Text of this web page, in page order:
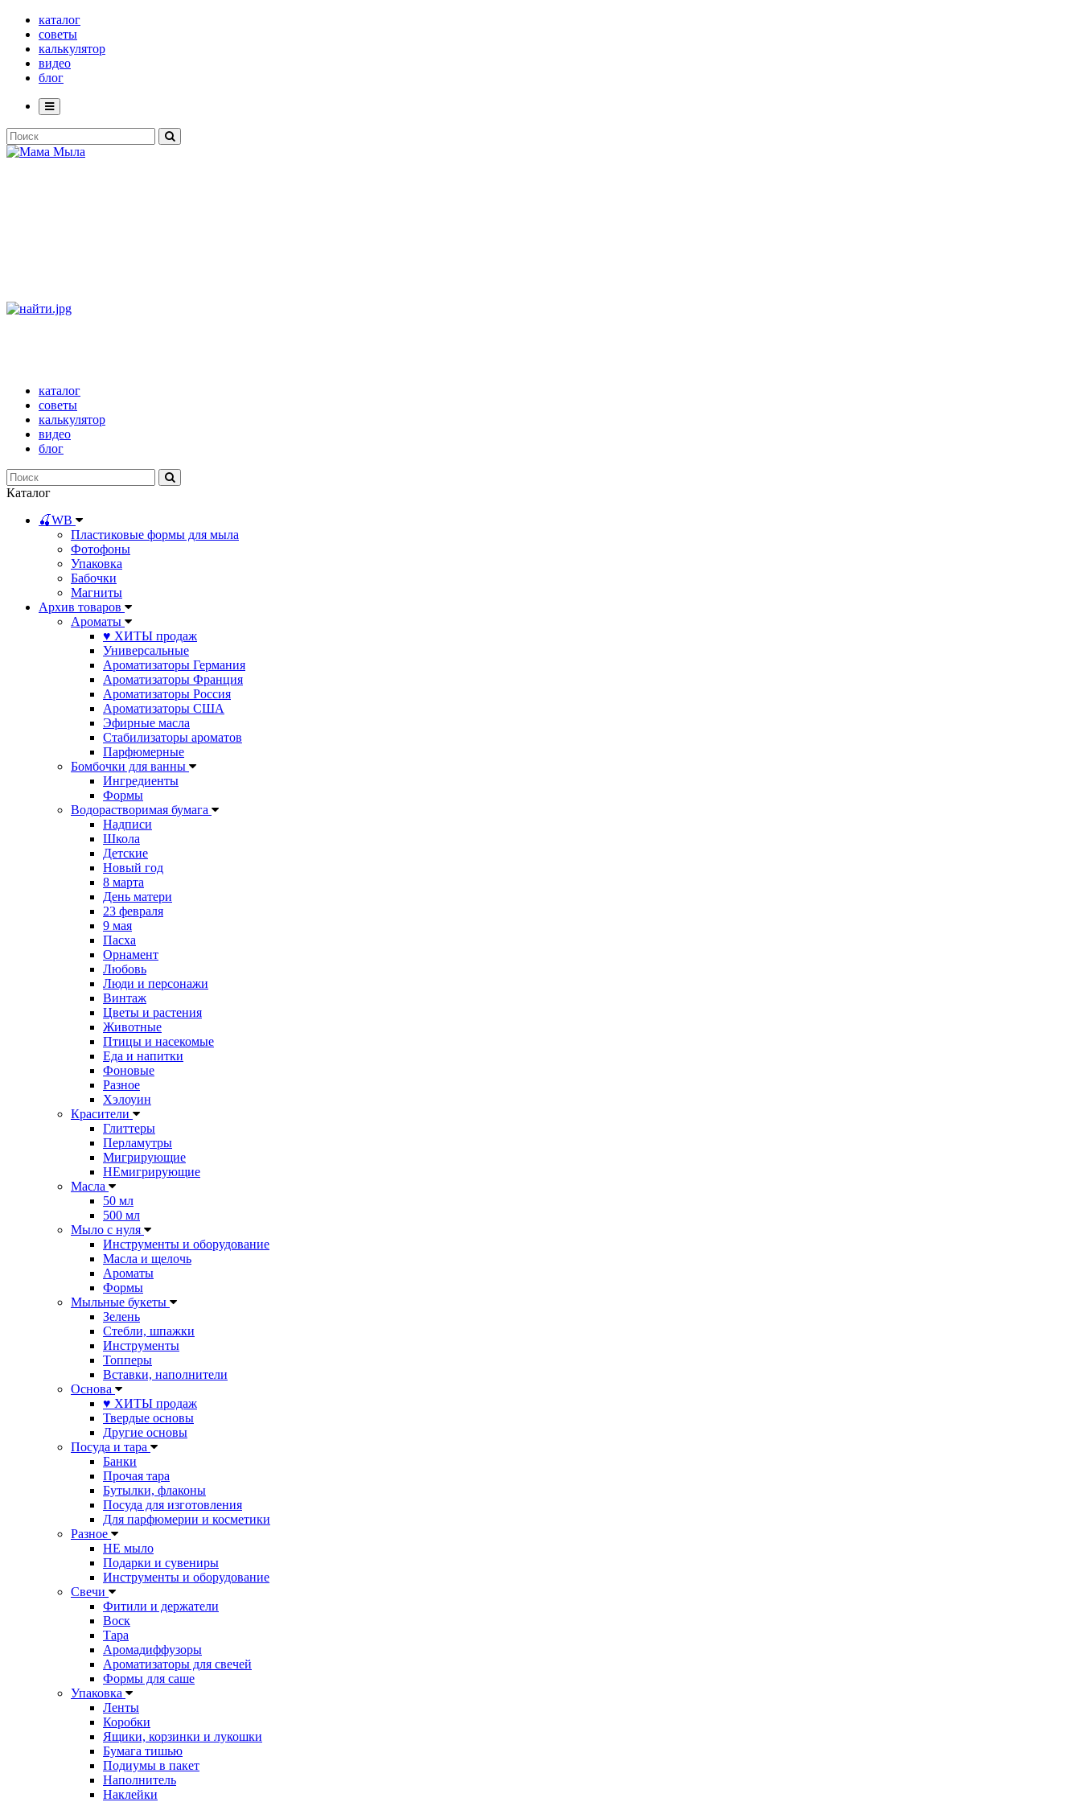
каталог
советы
калькулятор
видео
блог
каталог
советы
калькулятор
видео
блог
Каталог
🍒WB
Пластиковые формы для мыла
Фотофоны
Упаковка
Бабочки
Магниты
Архив товаров
Ароматы
♥ ХИТЫ продаж
Универсальные
Ароматизаторы Германия
Ароматизаторы Франция
Ароматизаторы Россия
Ароматизаторы США
Эфирные масла
Стабилизаторы ароматов
Парфюмерные
Бомбочки для ванны
Ингредиенты
Формы
Водорастворимая бумага
Надписи
Школа
Детские
Новый год
8 марта
День матери
23 февраля
9 мая
Пасха
Орнамент
Любовь
Люди и персонажи
Винтаж
Цветы и растения
Животные
Птицы и насекомые
Еда и напитки
Фоновые
Разное
Хэлоуин
Красители
Глиттеры
Перламутры
Мигрирующие
НЕмигрирующие
Масла
50 мл
500 мл
Мыло с нуля
Инструменты и оборудование
Масла и щелочь
Ароматы
Формы
Мыльные букеты
Зелень
Стебли, шпажки
Инструменты
Топперы
Вставки, наполнители
Основа
♥ ХИТЫ продаж
Твердые основы
Другие основы
Посуда и тара
Банки
Прочая тара
Бутылки, флаконы
Посуда для изготовления
Для парфюмерии и косметики
Разное
НЕ мыло
Подарки и сувениры
Инструменты и оборудование
Свечи
Фитили и держатели
Воск
Тара
Аромадиффузоры
Ароматизаторы для свечей
Формы для саше
Упаковка
Ленты
Коробки
Ящики, корзинки и лукошки
Бумага тишью
Подиумы в пакет
Наполнитель
Наклейки